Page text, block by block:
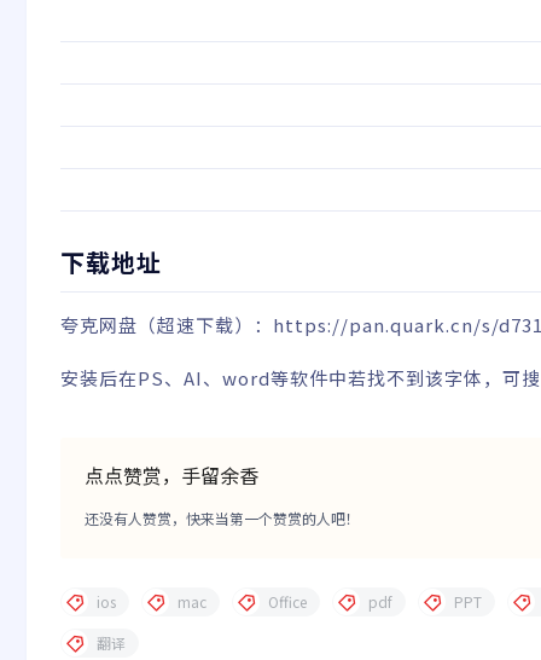
下载地址
夸克网盘 （超速下载） ： https://pan.quark.cn/s/
安装后在PS、AI、word等软件中若找不到该字体，可
点点赞赏，手留余香
还没有人赞赏，快来当第一个赞赏的人吧！
ios mac Office pdf
PPT
翻译